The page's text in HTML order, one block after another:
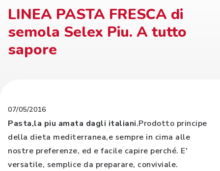
LINEA PASTA FRESCA di
semola Selex Piu. A tutto
sapore
07/05/2016
Pasta,la piu amata dagli italiani.Prodotto principe
della dieta mediterranea,e sempre in cima alle
nostre preferenze, ed e facile capire perché. E'
versatile, semplice da preparare, conviviale.